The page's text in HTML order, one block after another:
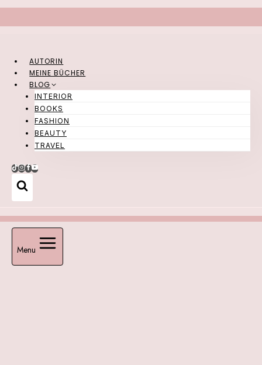
springen
AUTORIN
MEINE BÜCHER
BLOG
INTERIOR
BOOKS
FASHION
BEAUTY
TRAVEL
Menu